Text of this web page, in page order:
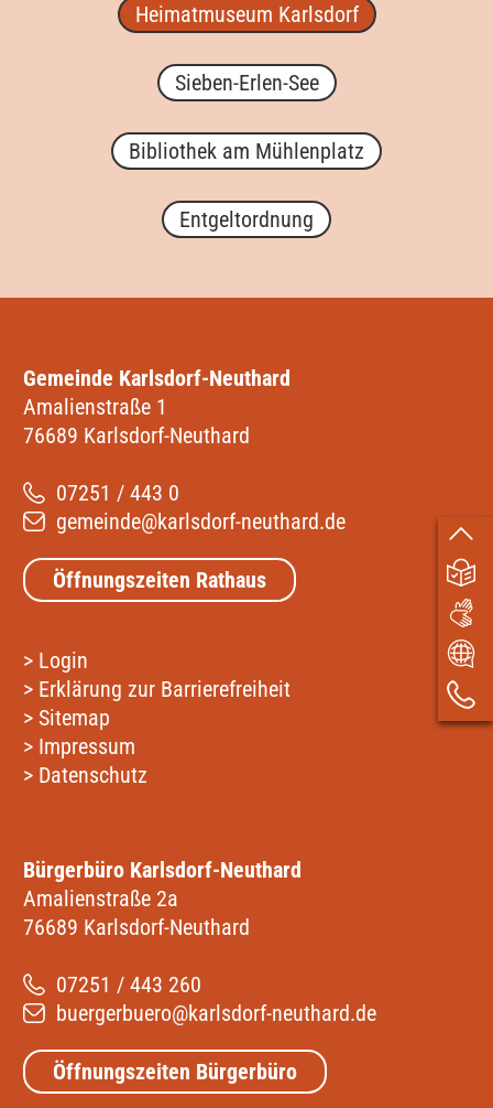
Heimatmuseum Karlsdorf
Sieben-Erlen-See
Bibliothek am Mühlenplatz
Entgeltordnung
Gemeinde Karlsdorf-Neuthard
Amalienstraße 1
76689 Karlsdorf-Neuthard
07251 / 443 0
gemeinde@karlsdorf-neuthard.de
Öffnungszeiten Rathaus
> Login
> Erklärung zur Barrierefreiheit
> Sitemap
> Impressum
> Datenschutz
Bürgerbüro Karlsdorf-Neuthard
Amalienstraße 2a
76689 Karlsdorf-Neuthard
07251 / 443 260
buergerbuero@karlsdorf-neuthard.de
Öffnungszeiten Bürgerbüro